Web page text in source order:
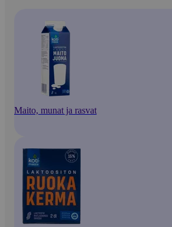
Maito, munat ja rasvat